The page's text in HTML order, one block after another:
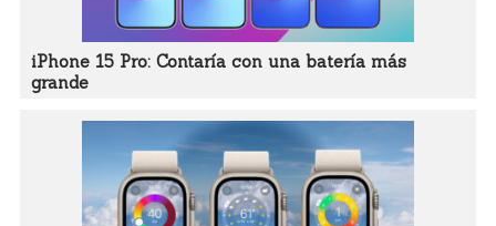
iPhone 15 Pro: Contaría con una batería más
grande